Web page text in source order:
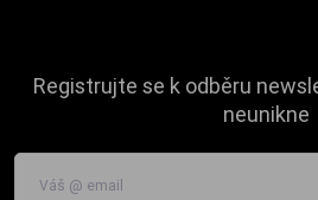
Registrujte se k odběru
neunikne